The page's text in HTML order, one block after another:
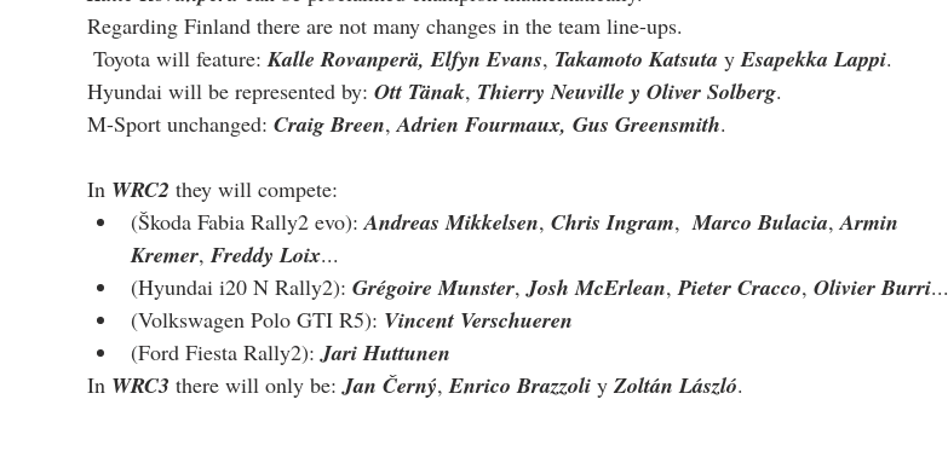
Regarding Finland there are not many changes in the team line-ups.
Toyota will feature: Kalle Rovanperä, Elfyn Evans, Takamoto Katsuta y Esapekka Lappi.
Hyundai will be represented by: Ott Tänak, Thierry Neuville y Oliver Solberg.
M-Sport unchanged: Craig Breen, Adrien Fourmaux, Gus Greensmith.
In WRC2 they will compete:
(Škoda Fabia Rally2 evo): Andreas Mikkelsen, Chris Ingram, Marco Bulacia, Armin
Kremer, Freddy Loix...
(Hyundai i20 N Rally2): Grégoire Munster, Josh McErlean, Pieter Cracco, Olivier Burri...
(Volkswagen Polo GTI R5): Vincent Verschueren
(Ford Fiesta Rally2): Jari Huttunen
In WRC3 there will only be: Jan Černý, Enrico Brazzoli y Zoltán László.